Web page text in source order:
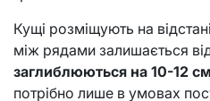
Кущі розміщують на
між рядами залишається
заглиблюються на 10-12 см
потрібно лише в умовах